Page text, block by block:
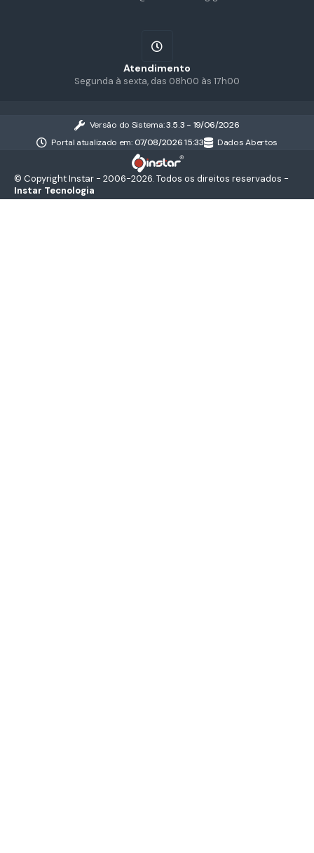
Atendimento
Segunda à sexta, das 08h00 às 17h00
Versão do Sistema:3.5.3 - 19/06/2026
Portal atualizado em:07/08/2026 15:33 Dados Abertos
© Copyright Instar - 2006-2026. Todos os direitos reservados -
Instar Tecnologia